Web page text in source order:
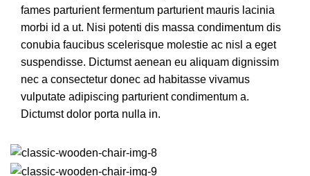
fames parturient fermentum parturient mauris lacinia
morbi id a ut. Nisi potenti dis massa condimentum dis
conubia faucibus scelerisque molestie ac nisl a eget
suspendisse. Dictumst aenean eu aliquam dignissim
nec a consectetur donec ad habitasse vivamus
vulputate adipiscing parturient condimentum a.
Dictumst dolor porta nulla in.